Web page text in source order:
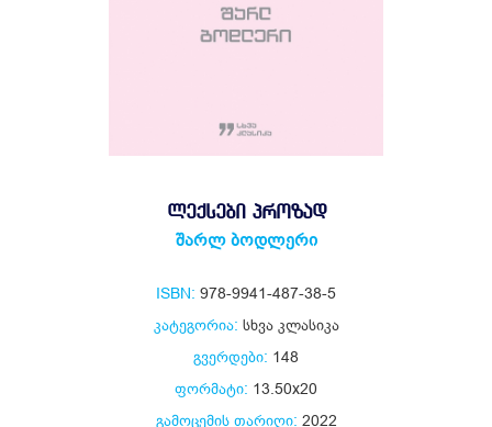
ᲚᲔᲥᲡᲔᲑᲘ ᲞᲠᲝᲖᲐᲓ
შარლ ბოდლერი
ISBN: 978-9941-487-38-5
კატეგორია: სხვა კლასიკა
გვერდები: 148
ფორმატი: 13.50x20
გამოცემის თარიღი: 2022